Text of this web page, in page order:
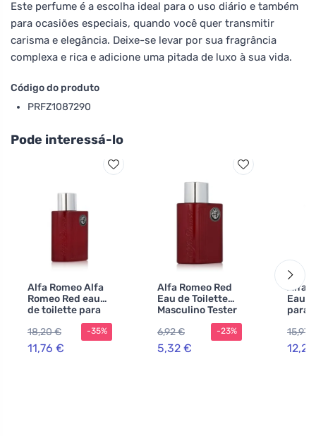
Este perfume é a escolha ideal para o uso diário e também
para ocasiões especiais, quando você quer transmitir
carisma e elegância. Deixe-se levar por sua fragrância
complexa e rica e adicione uma pitada de luxo à sua vida.
Código do produto
PRFZ1087290
Pode interessá-lo
Alfa Romeo Alfa
Romeo Red eau
de toilette para
18,20 €
11,76 €
-35%
Alfa Romeo Red
Eau de Toilette
Masculino Tester
6,92 €
5,32 €
-23%
Alfa
Eau
para
15,97